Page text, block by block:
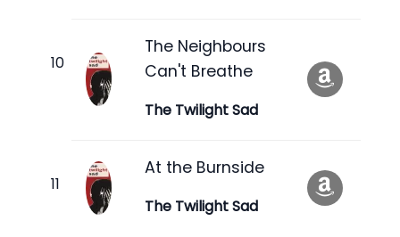
The Neighbours
Can't Breathe
The Twilight Sad
At the Burnside
The Twilight Sad